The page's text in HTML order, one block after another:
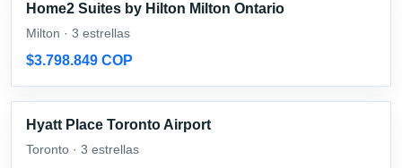
Home2 Suites by Hilton Milton Ontario
Milton · 3 estrellas
$3.798.849 COP
Hyatt Place Toronto Airport
Toronto · 3 estrellas